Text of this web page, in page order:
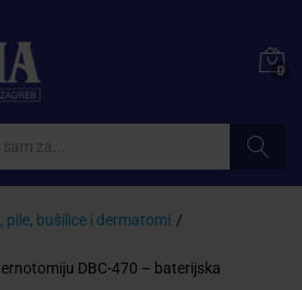
0
pile, bušilice i dermatomi /
DBC-470 – baterijska